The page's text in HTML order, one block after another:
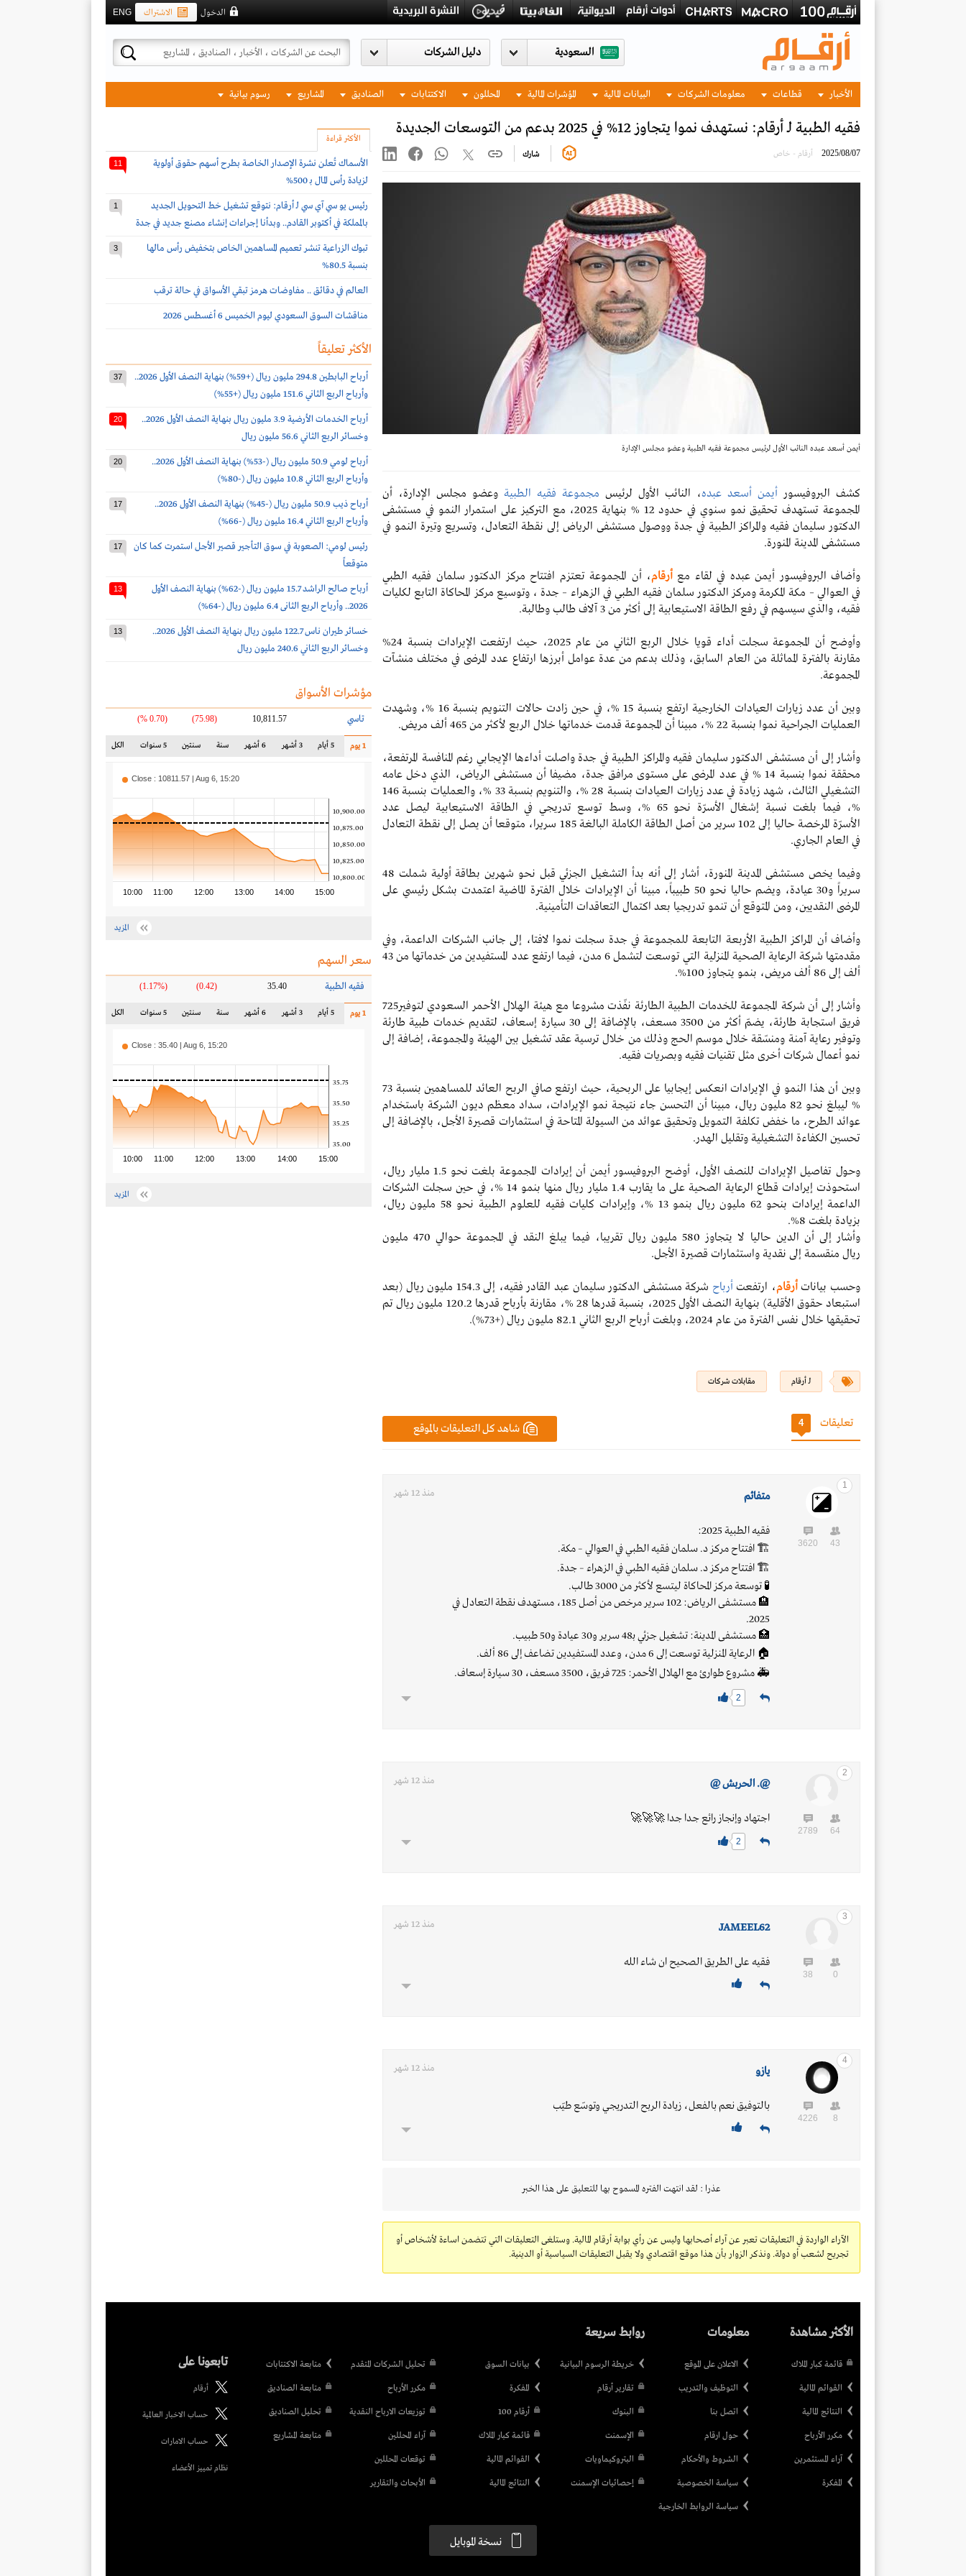
ENG الاشتراك الدخول
السعودية
الأخبار قطاعات معلومات الشركات البيانات المالية المؤشرات المالية المحللون الاكتتابات الصناديق المشاريع رسوم بيانية
فقيه الطبية لـ أرقام: نستهدف نموا يتجاوز 12% في 2025 بدعم من التوسعات الجديدة
2025/08/07 أرقام - خاص شارك
أيمن أسعد عبده النائب الأول لرئيس مجموعة فقيه الطبية وعضو مجلس الإدارة
كشف البروفيسور أيمن أسعد عبده، النائب الأول لرئيس مجموعة فقيه الطبية وعضو مجلس الإدارة، أن
المجموعة
تستهدف تحقيق نمو سنوي في حدود 12 % بنهاية 2025، مع التركيز على استمرار النمو في مستشفى
الدكتور سليمان فقيه والمراكز الطبية في جدة ووصول مستشفى الرياض إلى نقطة التعادل، وتسريع وتيرة النمو في
مستشفى المدينة المنورة.
وأضاف البروفيسور أيمن عبده في لقاء معأرقام، أن المجموعة تعتزم افتتاح مركز الدكتور سلمان فقيه الطبي
في العوالي – مكة المكرمة ومركز الدكتور سلمان فقيه الطبي في الزهراء – جدة ، وتوسيع مركز المحاكاة التابع لكليات
فقيه، والذي سيسهم في رفع الطاقة الاستيعابية إلى أكثر من 3 آلاف طالب وطالبة.
وأوضح أن المجموعة سجلت أداء قويا خلال الربع الثاني من عام 2025، حيث ارتفعت الإيرادات بنسبة 24%
مقارنة بالفترة المماثلة من العام السابق، وذلك بدعم من عدة عوامل أبرزها ارتفاع عدد المرضى في مختلف منشآت
المجموعة.
وبين أن عدد زيارات العيادات الخارجية ارتفع بنسبة 15 %، في حين زادت حالات التنويم بنسبة 16 %، وشهدت
العمليات الجراحية نموا بنسبة 22 %، مبينا أن المجموعة قدمت خدماتها خلال الربع لأكثر من 465 ألف مريض.
وأشار إلى أن مستشفى الدكتور سليمان فقيه والمراكز الطبية في جدة واصلت أداءها الإيجابي رغم المنافسة المرتفعة،
محققة نموا بنسبة 14 % في عدد المرضى على مستوى مرافق جدة، مضيفا أن مستشفى الرياض، الذي
دخل عامه
التشغيلي الثالث، شهد زيادة في عدد زيارات العيادات بنسبة 28 %، والتنويم بنسبة 33 %، والعمليات بنسبة
146
%، فيما بلغت نسبة إشغال الأسرّة نحو 65 %، وسط توسع تدريجي في الطاقة الاستيعابية ليصل عدد
الأسرّة
المرخصة حاليا إلى 102 سرير من أصل الطاقة الكاملة البالغة 185 سريرا، متوقعا أن يصل إلى نقطة التعادل
في العام الجاري.
وفيما يخص مستشفى المدينة المنورة، أشار إلى أنه بدأ التشغيل الجزئي قبل نحو شهرين بطاقة أولية شملت 48
سريراً و30 عيادة، ويضم حاليا نحو 50 طبيباً، مبينا أن الإيرادات خلال الفترة الماضية اعتمدت بشكل رئيسي على
المرضى النقديين، ومن المتوقع أن تنمو تدريجيا بعد اكتمال التعاقدات التأمينية.
وأضاف أن المراكز الطبية الأربعة التابعة للمجموعة في جدة سجلت نموا لافتا، إلى جانب الشركات الداعمة، وفي
مقدمتها
شركة الرعاية الصحية المنزلية التي توسعت لتشمل 6 مدن، فيما ارتفع عدد المستفيدين من خدماتها من 43
ألف إلى 86 ألف مريض، بنمو يتجاوز 100%.
وأشار إلى أن شركة المجموعة للخدمات الطبية الطارئة نفّذت مشروعا مع هيئة الهلال الأحمر السعودي لتوفير725
فريق استجابة طارئة، يضمّ أكثر من 3500 مسعف، بالإضافة إلى 30 سيارة إسعاف، لتقديم خدمات طبية طارئة
وتوفير رعاية آمنة ومنسّقة خلال موسم الحج وذلك من خلال ترسية عقد تشغيل بين الهيئة والمجموعة، إضافة إلى
نمو أعمال شركات أخرى مثل تقنيات فقيه وبصريات فقيه.
وبين أن هذا النمو في الإيرادات انعكس إيجابيا على الربحية، حيث ارتفع صافي الربح العائد للمساهمين بنسبة 73
% ليبلغ
نحو 82 مليون ريال، مبينا أن التحسن جاء نتيجة نمو الإيرادات، سداد معظم ديون الشركة باستخدام
عوائد الطرح، ما خفض تكلفة التمويل وتحقيق عوائد من السيولة المتاحة في استثمارات قصيرة الأجل، بالإضافة إلى
تحسين الكفاءة التشغيلية وتقليل الهدر.
وحول تفاصيل الإيرادات للنصف الأول، أوضح البروفيسور أيمن أن إيرادات المجموعة بلغت نحو 1.5
مليار ريال،
استحوذت إيرادات قطاع الرعاية الصحية على ما يقارب 1.4 مليار ريال منها بنمو 14 %، في حين سجلت
الشركات
الداعمة إيرادات بنحو 62 مليون ريال بنمو 13 %، وإيرادات كليات فقيه للعلوم الطبية نحو 58 مليون ريال،
بزيادة بلغت 8%.
وأشار إلى أن الدين حاليا لا يتجاوز 580 مليون ريال تقريبا، فيما يبلغ النقد في المجموعة حوالي 470 مليون
ريال منقسمة إلى نقدية واستثمارات قصيرة الأجل.
وحسب بيانات أرقام، ارتفعت أرباح
شركة مستشفى الدكتور سليمان عبد القادر فقيه، إلى 154.3 مليون ريال (بعد
استبعاد
حقوق الأقلية) بنهاية النصف الأول 2025، بنسبة قدرها 28 %، مقارنة بأرباح قدرها 120.2 مليون ريال تم
تحقيقها خلال نفس الفترة من عام 2024، وبلغت أرباح الربع الثاني 82.1 مليون ريال
(+73%).
لـ أرقام مقابلات شركات
شاهد كل التعليقات بالموقع تعليقات 4
1
43
3620
متفائم منذ 12 شهر
فقيه الطبية 2025:
🏗️ افتتاح مركز د. سلمان فقيه الطبي في العوالي – مكة.
🏗️ افتتاح مركز د. سلمان فقيه الطبي في الزهراء – جدة.
🧪 توسعة مركز المحاكاة ليتسع لأكثر من 3000 طالب.
🏨 مستشفى الرياض: 102 سرير مرخص من أصل 185، مستهدف نقطة التعادل في
2025.
🏥 مستشفى المدينة: تشغيل جزئي بـ48 سرير و30 عيادة و50 طبيب.
🏠 الرعاية المنزلية توسعت إلى 6 مدن، وعدد المستفيدين تضاعف إلى 86 ألف.
🚑 مشروع طوارئ مع الهلال الأحمر: 725 فريق، 3500 مسعف، 30 سيارة إسعاف.
2
2
64
2789
@. الحربش @ منذ 12 شهر
اجتهاد وإنجاز رائع جدا جدا 🚀🚀🚀
2
3
0
38
JAMEEL62 منذ 12 شهر
فقيه على الطريق الصحيح ان شاء الله
4
8
4226
يازو منذ 12 شهر
بالتوفيق نعم بالفعل، زيادة الربح التدريجي وتوسّع طيّب
عذرا : لقد انتهت الفتره المسموح بها للتعليق على هذا الخبر
الآراء الواردة في التعليقات تعبر عن آراء أصحابها وليس عن رأي بوابة أرقام المالية. وستلغى التعليقات التي تتضمن اساءة لأشخاص أو
تجريح لشعب أو دولة. ونذكر الزوار بأن هذا موقع اقتصادي ولا يقبل التعليقات السياسية أو الدينية.
الأكثر قراءة
الأسماك تُعلن نشرة الإصدار الخاصة بطرح أسهم حقوق أولوية
لزيادة رأس المال بـ 500%
11
رئيس يو سي آي سي لـ أرقام: نتوقع تشغيل خط التحويل الجديد
بالمملكة في أكتوبر القادم.. وبدأنا إجراءات إنشاء مصنع جديد في جدة
1
تبوك الزراعية تنشر تعميم المساهمين الخاص بتخفيض رأس مالها
بنسبة 80.5%
3
العالم في دقائق .. مفاوضات هرمز تبقي الأسواق في حالة ترقب
مناقشات السوق السعودي ليوم الخميس 6 أغسطس 2026
الأكثر تعليقاً
أرباح البابطين 294.8 مليون ريال (+59%) بنهاية النصف الأول 2026..
وأرباح الربع الثاني 151.6 مليون ريال (+55%)
37
أرباح الخدمات الأرضية 3.9 مليون ريال بنهاية النصف الأول 2026..
وخسائر الربع الثاني 56.6 مليون ريال
20
أرباح لومي 50.9 مليون ريال (-53%) بنهاية النصف الأول 2026..
وأرباح الربع الثاني 10.8 مليون ريال (-80%)
20
أرباح ذيب 50.9 مليون ريال (-45%) بنهاية النصف الأول 2026..
وأرباح الربع الثاني 16.4 مليون ريال (-66%)
17
رئيس لومي: الصعوبة في سوق التأجير قصير الأجل استمرت كما كان
متوقعاً
17
أرباح صالح الراشد 15.7 مليون ريال (-62%) بنهاية النصف الأول
2026.. وأرباح الربع الثانى 6.4 مليون ريال (-64%)
13
خسائر طيران ناس 122.7 مليون ريال بنهاية النصف الأول 2026..
وخسائر الربع الثاني 240.6 مليون ريال
13
مؤشرات الأسواق
تاسي 10,811.57
(75.98)
(0.70 %)
1 يوم 5 أيام 3 أشهر 6 أشهر سنة سنتين 5 سنوات الكل
10:00 11:00 12:00 13:00 14:00 15:00
10,800.00
10,825.00
10,850.00
10,875.00
10,900.00
Close : 10811.57 | Aug 6, 15:20
المزيد
سعر السهم
فقيه الطبية 35.40
(0.42)
(1.17%)
1 يوم 5 أيام 3 أشهر 6 أشهر سنة سنتين 5 سنوات الكل
10:00 11:00 12:00 13:00 14:00 15:00
35.00
35.25
35.50
35.75
Close : 35.40 | Aug 6, 15:20
المزيد
الأكثر مشاهدة
قائمة كبار الملاك
القوائم المالية
النتائج المالية
مكرر الأرباح
آراء المستثمرين
المفكرة
معلومات
الاعلان على الموقع
التوظيف والتدريب
اتصل بنا
حول ارقام
الشروط والأحكام
سياسة الخصوصية
سياسة الروابط الخارجية
روابط سريعة
خريطة الرسوم البيانية
تقارير أرقام
البنوك
الإسمنت
البتروكيماويات
إحصائيات الإسمنت
بيانات السوق
المفكرة
أرقام 100
قائمة كبار الملاك
القوائم المالية
النتائج المالية
تحليل الشركات المتقدم
مكرر الأرباح
توزيعات الارباح النقدية
آراء المحللين
توقعات المحللين
الأبحاث والتقارير
متابعة الاكتتابات
متابعة الصناديق
تحليل الصناديق
متابعة المشاريع
تابعونا على
أرقام
حساب الاخبار العالمية
حساب الامارات
نظام تمييز الأعضاء
نسخة الموبايل